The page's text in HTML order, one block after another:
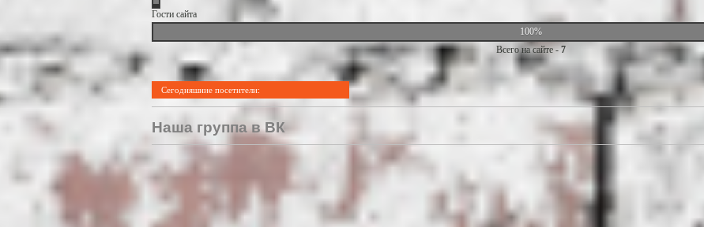
Гости сайта
100%
Всего на сайте -7
Сегодняшние посетители:
Наша группа в ВК